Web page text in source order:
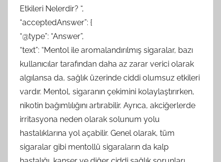
Etkileri Nelerdir? “,
“acceptedAnswer”: {
“@type”: “Answer”,
“text”: “Mentol ile aromalandırılmış sigaralar, bazı
kullanıcılar tarafından daha az zarar verici olarak
algılansa da, sağlık üzerinde ciddi olumsuz etkileri
vardır. Mentol, sigaranın çekimini kolaylaştırırken,
nikotin bağımlılığını artırabilir. Ayrıca, akciğerlerde
irritasyona neden olarak solunum yolu
hastalıklarına yol açabilir. Genel olarak, tüm
sigaralar gibi mentollü sigaraların da kalp